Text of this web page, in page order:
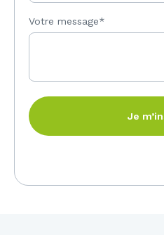
Votre message*
Je